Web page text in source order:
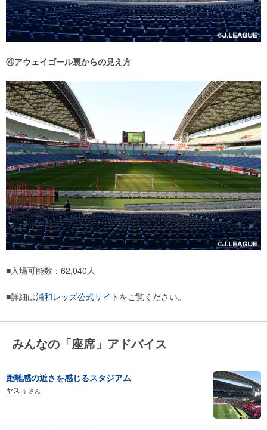
④アウェイゴール裏からの見え方
■入場可能数：62,040人
■詳細は浦和レッズ公式サイト をご覧ください。
みんなの「座席」アドバイス
距離感の近さを感じるスタジアム
ヤスぅ さん